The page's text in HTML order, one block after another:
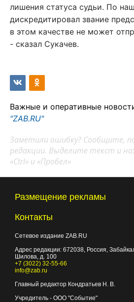
лишения статуса судьи. По
дискредитировал звание
в этом качестве не может
- сказал Сукачев.
Важные и оперативные
"ZAB.RU"
Заметили ошибку? Сообщите,
редакции. Выделите текст и
«Ctrl» и «Пробел»
Размещение рекламы
Контакты
Сетевое издание ZAB.RU
Адрес редакции: 672038, Россия,
Шилова, д. 100
+7 (3022) 32-55-66
info@zab.ru
Главный редактор Кондратьев Н. В.
Учредитель - ООО "Событие"